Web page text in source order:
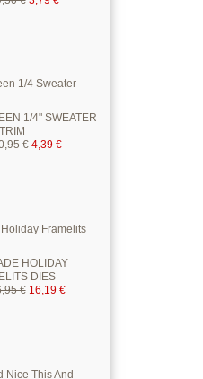
1/4" SWEATER
TRIM
€ 4,39 €
HOLIDAY
DIES
€ 16,19 €